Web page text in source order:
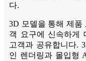
다.
3D 모델을 통해 제품
객 요구에 신속하게
고객과 공유합니다.
인 렌더링과 몰입형